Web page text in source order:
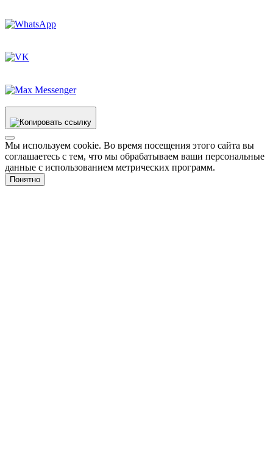
Мы используем cookie. Во время посещения этого сайта вы
соглашаетесь с тем, что мы обрабатываем ваши персональные
данные с использованием метрических программ.
Понятно